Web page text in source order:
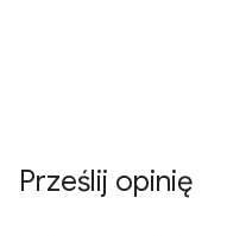
Prześlij opinię